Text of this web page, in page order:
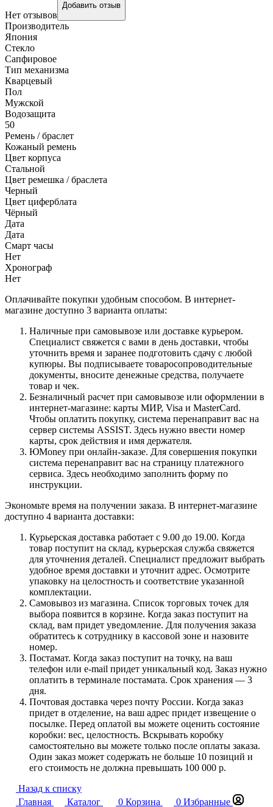
Нет отзывов
Добавить отзыв
Производитель
Япония
Стекло
Сапфировое
Тип механизма
Кварцевый
Пол
Мужской
Водозащита
50
Ремень / браслет
Кожаный ремень
Цвет корпуса
Стальной
Цвет ремешка / браслета
Черный
Цвет циферблата
Чёрный
Дата
Дата
Смарт часы
Нет
Хронограф
Нет
Оплачивайте покупки удобным способом. В интернет-
магазине доступно 3 варианта оплаты:
Наличные при самовывозе или доставке курьером.
Специалист свяжется с вами в день доставки, чтобы
уточнить время и заранее подготовить сдачу с любой
купюры. Вы подписываете товаросопроводительные
документы, вносите денежные средства, получаете
товар и чек.
Безналичный расчет при самовывозе или оформлении в
интернет-магазине: карты МИР, Visa и MasterCard.
Чтобы оплатить покупку, система перенаправит вас на
сервер системы ASSIST. Здесь нужно ввести номер
карты, срок действия и имя держателя.
ЮMoney при онлайн-заказе. Для совершения покупки
система перенаправит вас на страницу платежного
сервиса. Здесь необходимо заполнить форму по
инструкции.
Экономьте время на получении заказа. В интернет-магазине
доступно 4 варианта доставки:
Курьерская доставка работает с 9.00 до 19.00. Когда
товар поступит на склад, курьерская служба свяжется
для уточнения деталей. Специалист предложит выбрать
удобное время доставки и уточнит адрес. Осмотрите
упаковку на целостность и соответствие указанной
комплектации.
Самовывоз из магазина. Список торговых точек для
выбора появится в корзине. Когда заказ поступит на
склад, вам придет уведомление. Для получения заказа
обратитесь к сотруднику в кассовой зоне и назовите
номер.
Постамат. Когда заказ поступит на точку, на ваш
телефон или e-mail придет уникальный код. Заказ нужно
оплатить в терминале постамата. Срок хранения — 3
дня.
Почтовая доставка через почту России. Когда заказ
придет в отделение, на ваш адрес придет извещение о
посылке. Перед оплатой вы можете оценить состояние
коробки: вес, целостность. Вскрывать коробку
самостоятельно вы можете только после оплаты заказа.
Один заказ может содержать не больше 10 позиций и
его стоимость не должна превышать 100 000 р.
Назад к списку
Главная
Каталог 0 Корзина 0 Избранные